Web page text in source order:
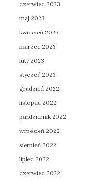
czerwiec 2023
maj 2023
kwiecień 2023
marzec 2023
luty 2023
styczeń 2023
grudzień 2022
listopad 2022
październik 2022
wrzesień 2022
sierpień 2022
lipiec 2022
czerwiec 2022